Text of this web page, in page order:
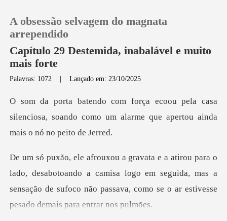
Loja
Histórico
Sair
Baixar App
A obsessão selvagem do magnata
arrependido
Capítulo 29 Destemida, inabalável e muito
mais forte
Palavras: 1072 |Lançado em: 23/10/2025
casa
silenciosa, soando como um alarme que
botoando a camisa logo em seguida, mas a
sensação de sufoco não pas